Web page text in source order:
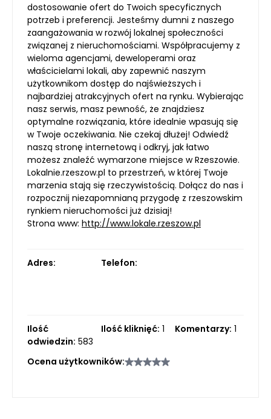
dostosowanie ofert do Twoich specyficznych
potrzeb i preferencji. Jesteśmy dumni z naszego
zaangażowania w rozwój lokalnej społeczności
związanej z nieruchomościami. Współpracujemy z
wieloma agencjami, deweloperami oraz
właścicielami lokali, aby zapewnić naszym
użytkownikom dostęp do najświeższych i
najbardziej atrakcyjnych ofert na rynku. Wybierając
nasz serwis, masz pewność, że znajdziesz
optymalne rozwiązania, które idealnie wpasują się
w Twoje oczekiwania. Nie czekaj dłużej! Odwiedź
naszą stronę internetową i odkryj, jak łatwo
możesz znaleźć wymarzone miejsce w Rzeszowie.
Lokalnie.rzeszow.pl to przestrzeń, w której Twoje
marzenia stają się rzeczywistością. Dołącz do nas i
rozpocznij niezapomnianą przygodę z rzeszowskim
rynkiem nieruchomości już dzisiaj!
Strona www: http://www.lokale.rzeszow.pl
Adres: Telefon:
Ilość
odwiedzin: 583
Ilość kliknięć: 1 Komentarzy: 1
Ocena użytkowników: